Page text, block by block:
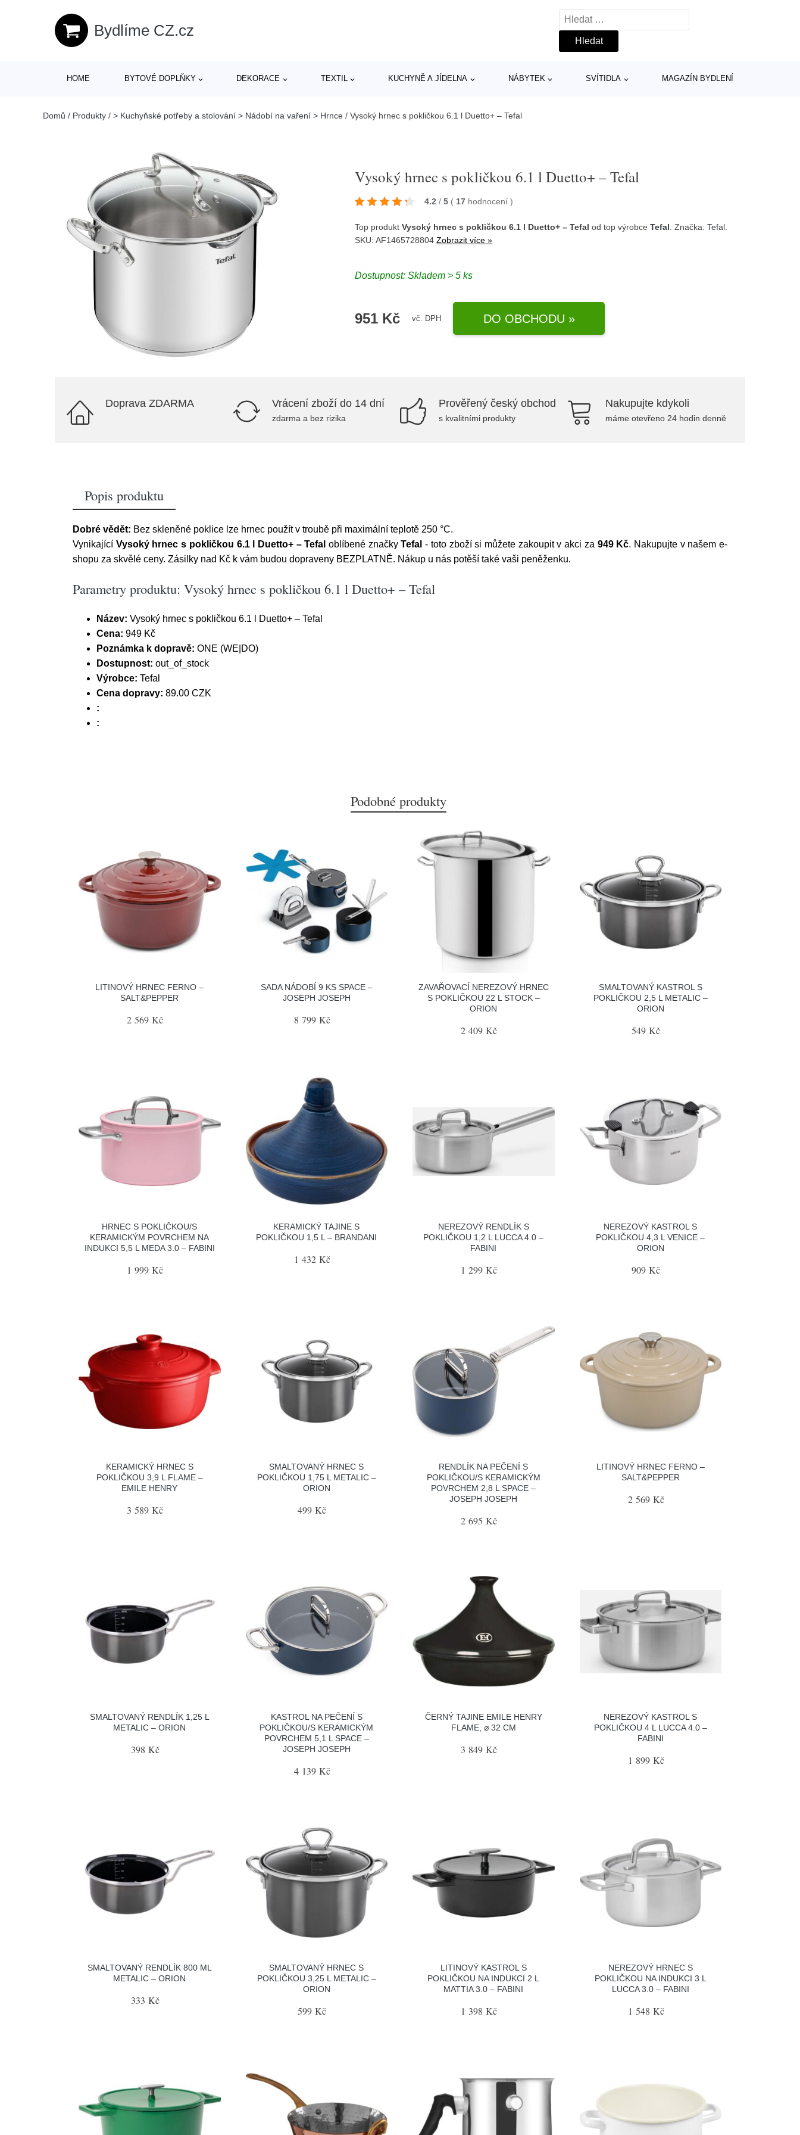
Bydlíme CZ.cz
Vyhledávání
HOME BYTOVÉ DOPLŇKY DEKORACE TEXTIL KUCHYNĚ A JÍDELNA NÁBYTEK SVÍTIDLA MAGAZÍN BYDLENÍ
Domů / Produkty / > Kuchyňské potřeby a stolování > Nádobí na vaření > Hrnce / Vysoký hrnec s pokličkou 6.1 l Duetto+ – Tefal
Vysoký hrnec s pokličkou 6.1 l Duetto+ – Tefal
4.2 / 5 ( 17 hodnocení)
Top produktVysoký hrnec s pokličkou 6.1 l Duetto+ – Tefal od top výrobceTefal . Značka:Tefal
SKU: AF1465728804Zobrazit více »
Dostupnost:Skladem > 5 ks
951 Kč vč. DPH DO OBCHODU »
Doprava ZDARMA Vrácení zboží do 14 dní
zdarma a bez rizika
Prověřený český obchod
s kvalitními produkty
Nakupujte kdykoli
máme otevřeno 24 hodin denně
Popis produktu
Dobré vědět: Bez skleněné poklice lze hrnec použít v troubě při maximální teplotě 250 °C.
Vynikající Vysoký hrnec s pokličkou 6.1 l Duetto+ – Tefal oblíbené značkyTefal - toto zboží si můžete zakoupit v akci za 949 Kč. Nakupujte v našem e-
shopu za skvělé ceny. Zásilky nad Kč k vám budou dopraveny BEZPLATNĚ. Nákup u nás potěší také vaši peněženku.
Parametry produktu: Vysoký hrnec s pokličkou 6.1 l Duetto+ – Tefal
Název: Vysoký hrnec s pokličkou 6.1 l Duetto+ – Tefal
Cena: 949 Kč
Poznámka k dopravě: ONE (WE|DO)
Dostupnost: out_of_stock
Výrobce: Tefal
Cena dopravy: 89.00 CZK
:
:
Podobné produkty
LITINOVÝ HRNEC FERNO –
SALT&PEPPER
2 569 Kč
SADA NÁDOBÍ 9 KS SPACE –
JOSEPH JOSEPH
8 799 Kč
ZAVAŘOVACÍ NEREZOVÝ HRNEC
S POKLIČKOU 22 L STOCK –
ORION
2 409 Kč
SMALTOVANÝ KASTROL S
POKLIČKOU 2,5 L METALIC –
ORION
549 Kč
HRNEC S POKLIČKOU/S
KERAMICKÝM POVRCHEM NA
INDUKCI 5,5 L MEDA 3.0 – FABINI
1 999 Kč
KERAMICKÝ TAJINE S
POKLIČKOU 1,5 L – BRANDANI
1 432 Kč
NEREZOVÝ RENDLÍK S
POKLIČKOU 1,2 L LUCCA 4.0 –
FABINI
1 299 Kč
NEREZOVÝ KASTROL S
POKLIČKOU 4,3 L VENICE –
ORION
909 Kč
KERAMICKÝ HRNEC S
POKLIČKOU 3,9 L FLAME –
EMILE HENRY
3 589 Kč
SMALTOVANÝ HRNEC S
POKLIČKOU 1,75 L METALIC –
ORION
499 Kč
RENDLÍK NA PEČENÍ S
POKLIČKOU/S KERAMICKÝM
POVRCHEM 2,8 L SPACE –
JOSEPH JOSEPH
2 695 Kč
LITINOVÝ HRNEC FERNO –
SALT&PEPPER
2 569 Kč
SMALTOVANÝ RENDLÍK 1,25 L
METALIC – ORION
398 Kč
KASTROL NA PEČENÍ S
POKLIČKOU/S KERAMICKÝM
POVRCHEM 5,1 L SPACE –
JOSEPH JOSEPH
4 139 Kč
ČERNÝ TAJINE EMILE HENRY
FLAME, ⌀ 32 CM
3 849 Kč
NEREZOVÝ KASTROL S
POKLIČKOU 4 L LUCCA 4.0 –
FABINI
1 899 Kč
SMALTOVANÝ RENDLÍK 800 ML
METALIC – ORION
333 Kč
SMALTOVANÝ HRNEC S
POKLIČKOU 3,25 L METALIC –
ORION
599 Kč
LITINOVÝ KASTROL S
POKLIČKOU NA INDUKCI 2 L
MATTIA 3.0 – FABINI
1 398 Kč
NEREZOVÝ HRNEC S
POKLIČKOU NA INDUKCI 3 L
LUCCA 3.0 – FABINI
1 548 Kč